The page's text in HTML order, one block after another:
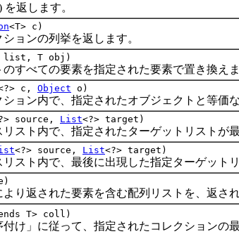
返します。
<T> c)
ンの列挙を返します。
list, T obj)
べての要素を指定された要素で置き換えま
c, Object o)
ン内で、指定されたオブジェクトと等価な
source, List<?> target)
ト内で、指定されたターゲットリストが最
<?> source, List<?> target)
ト内で、最後に出現した指定ターゲットリ
返された要素を含む配列リストを、返され
T> coll)
」に従って、指定されたコレクションの最